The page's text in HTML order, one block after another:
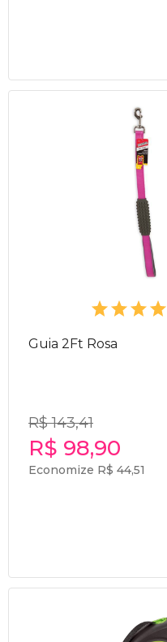
Guia 2Ft Rosa
R$ 143,41
R$ 98,90
Economize R$ 44,51